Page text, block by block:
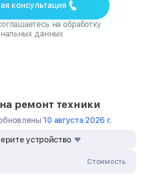
консультация
на обработку
данных
ремонт техники
10 августа 2026 г.
устройство
Стоимость